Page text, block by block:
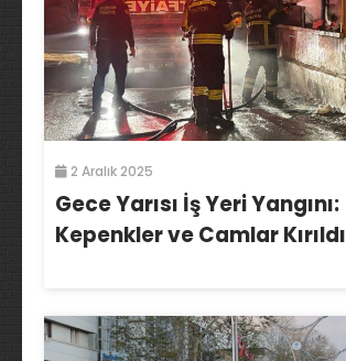
2 Aralık 2025
Gece Yarısı İş Yeri Yangını:
Kepenkler ve Camlar Kırıldı